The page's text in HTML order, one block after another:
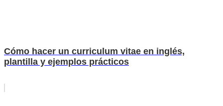
Cómo hacer un curriculum vitae en inglés,
plantilla y ejemplos prácticos